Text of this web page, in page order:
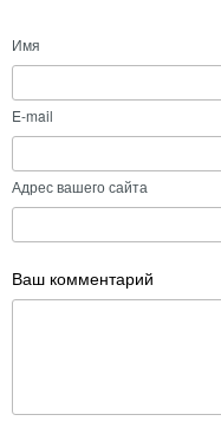
Имя
E-mail
Адрес вашего сайта
Ваш комментарий